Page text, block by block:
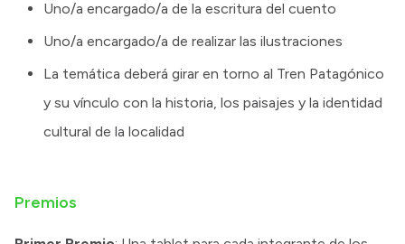
Uno/a encargado/a de la escritura del cuento
Uno/a encargado/a de realizar las ilustraciones
La temática deberá girar en torno al Tren Patagónico
y su vínculo con la historia, los paisajes y la identidad
cultural de la localidad
Premios